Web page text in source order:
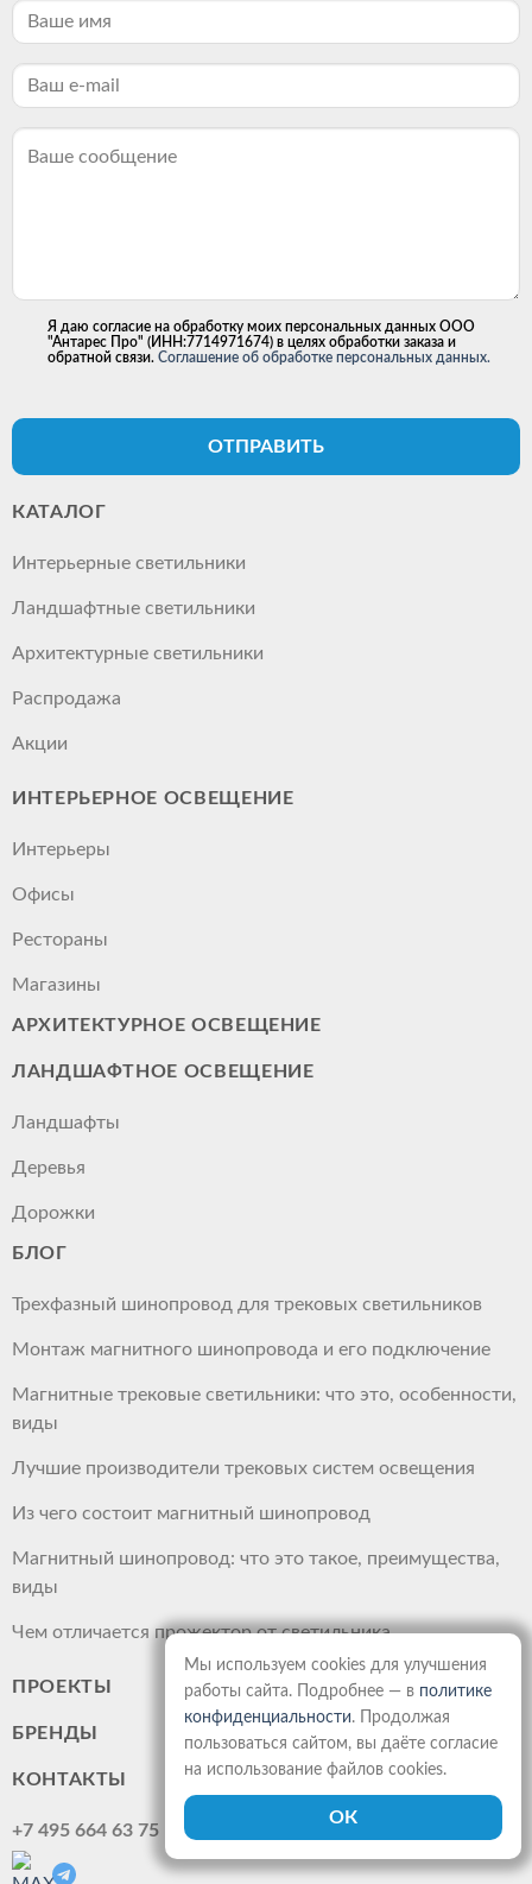
Я даю согласие на обработку моих персональных данных ООО
"Антарес Про" (ИНН:7714971674) в целях обработки заказа и
обратной связи. Соглашение об обработке персональных данных.
ОТПРАВИТЬ
КАТАЛОГ
Интерьерные светильники
Ландшафтные светильники
Архитектурные светильники
Распродажа
Акции
ИНТЕРЬЕРНОЕ ОСВЕЩЕНИЕ
Интерьеры
Офисы
Рестораны
Магазины
АРХИТЕКТУРНОЕ ОСВЕЩЕНИЕ
ЛАНДШАФТНОЕ ОСВЕЩЕНИЕ
Ландшафты
Деревья
Дорожки
БЛОГ
Трехфазный шинопровод для трековых светильников
Монтаж магнитного шинопровода и его подключение
Магнитные трековые светильники: что это, особенности,
виды
Лучшие производители трековых систем освещения
Из чего состоит магнитный шинопровод
Магнитный шинопровод: что это такое, преимущества,
виды
Чем отличается прожектор от светильника
ПРОЕКТЫ
БРЕНДЫ
КОНТАКТЫ
+7 495 664 63 75
Мы используем cookies для улучшения
работы сайта. Подробнее — в политике
конфиденциальности. Продолжая
пользоваться сайтом, вы даёте согласие
на использование файлов cookies.